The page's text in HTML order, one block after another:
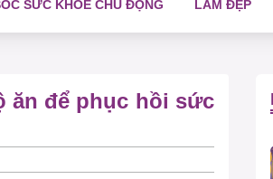
SỨC KHỎE CHỦ ĐỘNG LÀM ĐẸP
ăn để phục hồi sức